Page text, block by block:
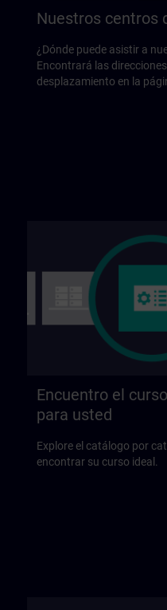
Nuestros centros
¿Dónde puede asistir a
Encontrará las
desplazamiento en la
Encuentro el
para usted
Explore el catálogo por
encontrar su curso ideal.